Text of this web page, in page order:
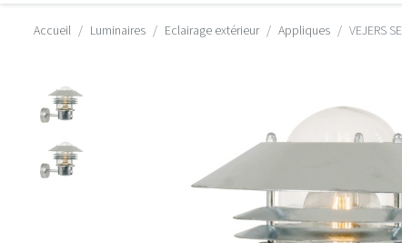
Accueil Luminaires Eclairage extérieur Appliques VEJERS